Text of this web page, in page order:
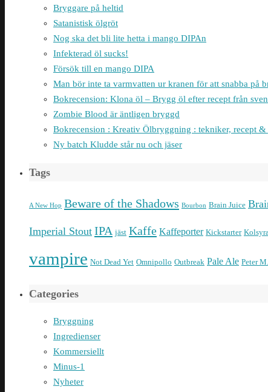
Bryggare på heltid
Satanistisk ölgröt
Nog ska det bli lite hetta i mango DIPAn
Infekterad öl sucks!
Försök till en mango DIPA
Man bör inte ta varmvatten ur kranen för att snabba på
Bokrecension: Klona öl – Brygg öl efter recept från
Zombie Blood är äntligen bryggd
Bokrecension : Kreativ Ölbryggning : tekniker, recept &
Ny batch Kludde står nu och jäser
Tags
A New Hop Beware of the Shadows Bourbon Brain Juice
Imperial Stout IPA jäst Kaffe Kaffeporter Kickstarter
vampire Not Dead Yet Omnipollo Outbreak Pale Ale Peter
Categories
Bryggning
Ingredienser
Kommersiellt
Minus-1
Nyheter